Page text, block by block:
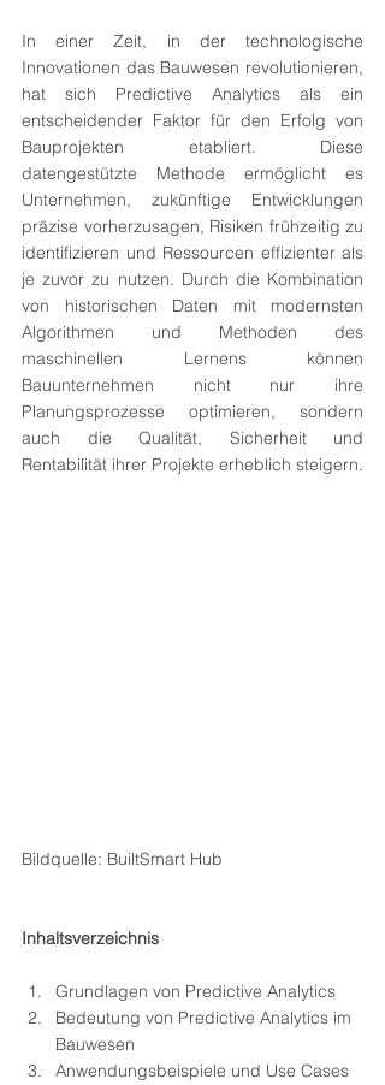
In einer Zeit, in der technologische
Innovationen das Bauwesen revolutionieren,
hat sich Predictive Analytics als ein
entscheidender Faktor für den Erfolg von
Bauprojekten etabliert. Diese
datengestützte Methode ermöglicht es
Unternehmen, zukünftige Entwicklungen
präzise vorherzusagen, Risiken frühzeitig zu
identifizieren und Ressourcen effizienter als
je zuvor zu nutzen. Durch die Kombination
von historischen Daten mit modernsten
Algorithmen und Methoden des
maschinellen Lernens können
Bauunternehmen nicht nur ihre
Planungsprozesse optimieren, sondern
auch die Qualität, Sicherheit und
Rentabilität ihrer Projekte erheblich steigern.
Bildquelle: BuiltSmart Hub
Inhaltsverzeichnis
Grundlagen von Predictive Analytics
Bedeutung von Predictive Analytics im
Bauwesen
Anwendungsbeispiele und Use Cases